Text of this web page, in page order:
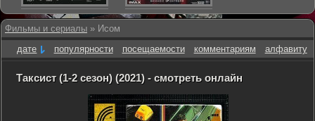
Фильмы и сериалы » Исом
дате
популярности посещаемости комментариям алфавиту
Таксист (1-2 сезон) (2021) - смотреть онлайн